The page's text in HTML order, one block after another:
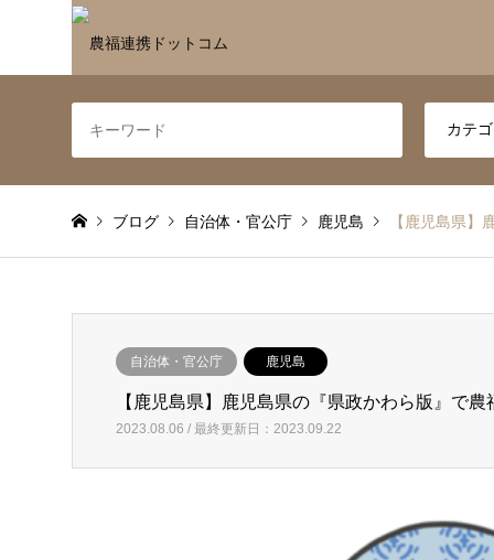
ブログ 自治体・官公庁 鹿児島 【鹿児島県】
自治体・官公庁 鹿児島
【鹿児島県】鹿児島県の『県政かわら版』で
2023.08.06 / 最終更新日：2023.09.22